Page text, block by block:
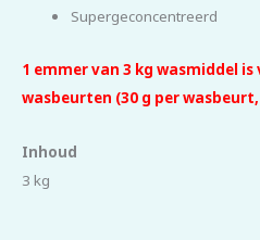
Supergeconcentreerd
1 emmer van 3 kg wasmiddel
wasbeurten (30 g per
Inhoud
3 kg